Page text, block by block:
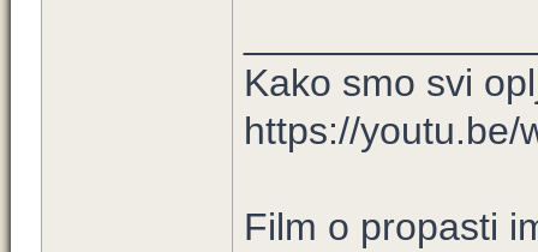
Kako smo svi
https://youtu.be/
Film o propasti